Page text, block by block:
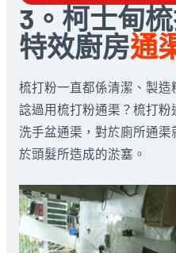
3。柯士甸
特效廚房通
梳打粉一直都係清潔、製
諗過用梳打粉通渠？梳打粉
洗手盆通渠，對於廁所通
於頭髮所造成的淤塞。